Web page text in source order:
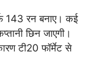
143 रन बनाए। कई
छिन जाएगी।
टी20 फॉर्मेट से